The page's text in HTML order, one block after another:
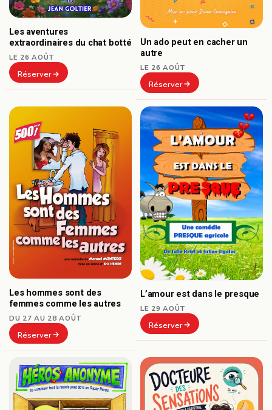
Les aventures
extraordinaires du chat botté
LE 26 AOÛT
Réserver
Un ado peut en cacher un
autre
LE 26 AOÛT
Réserver
Les hommes sont des
femmes comme les autres
DU 27 AU 28 AOÛT
Réserver
L’amour est dans le presque
LE 29 AOÛT
Réserver